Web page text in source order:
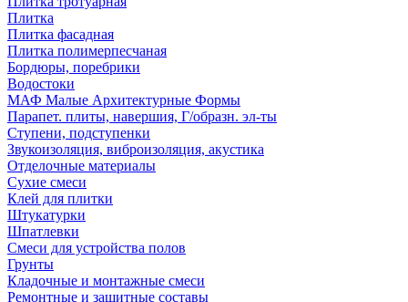
Плитка
Плитка фасадная
Плитка полимерпесчаная
Бордюры, поребрики
Водостоки
МАФ Малые Архитектурные Формы
Парапет. плиты, навершия, Г/образн. эл-ты
Ступени, подступенки
Звукоизоляция, виброизоляция, акустика
Отделочные материалы
Сухие смеси
Клей для плитки
Штукатурки
Шпатлевки
Смеси для устройства полов
Грунты
Кладочные и монтажные смеси
Ремонтные и защитные составы